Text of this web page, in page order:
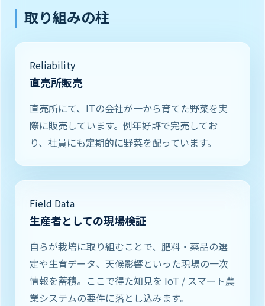
取り組みの柱
Reliability
直売所販売
直売所にて、ITの会社が一から育てた野菜を実
際に販売しています。例年好評で完売してお
り、社員にも定期的に野菜を配っています。
Field Data
生産者としての現場検証
自らが栽培に取り組むことで、肥料・薬品の選
定や生育データ、天候影響といった現場の一次
情報を蓄積。ここで得た知見を IoT / スマート農
業システムの要件に落とし込みます。